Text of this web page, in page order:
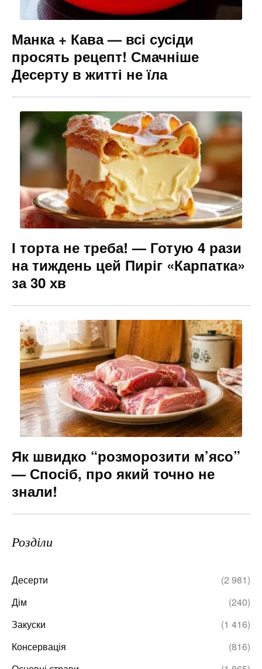
Манка + Кава — всі сусіди
просять рецепт! Смачніше
Десерту в житті не їла
І торта не треба! — Готую 4 рази
на тиждень цей Пиріг «Карпатка»
за 30 хв
Як швидко “розморозити м’ясо”
— Спосіб, про який точно не
знали!
Розділи
Десерти
(2 981)
Дім
(240)
Закуски
(1 416)
Консервація
(816)